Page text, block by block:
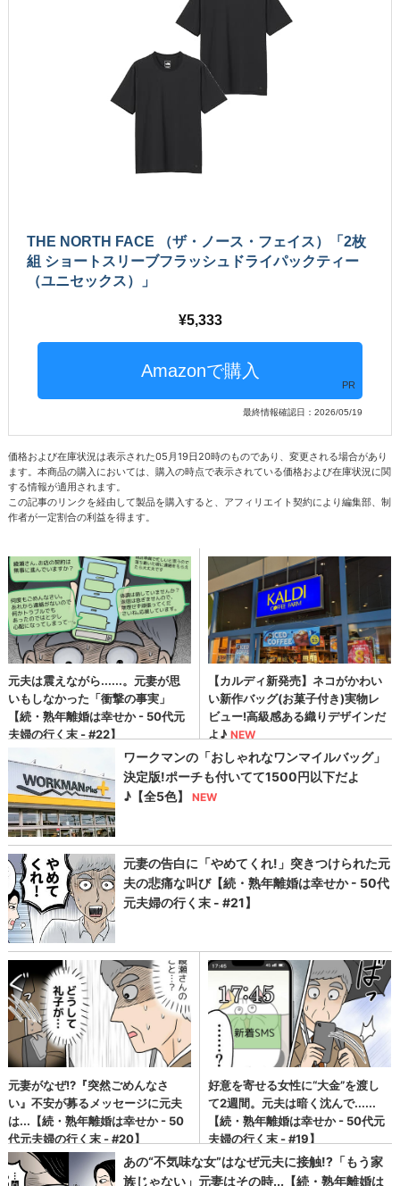
THE NORTH FACE （ザ・ノース・フェイス）「2枚
組 ショートスリーブフラッシュドライパックティー
（ユニセックス）」
5,333
PR
最終情報確認日：2026/05/19
価格および在庫状況は表示された05月19日20時のものであり、変更される場合があり
ます。本商品の購入においては、購入の時点で表示されている価格および在庫状況に関
する情報が適用されます。
この記事のリンクを経由して製品を購入すると、アフィリエイト契約により編集部、制
作者が一定割合の利益を得ます。